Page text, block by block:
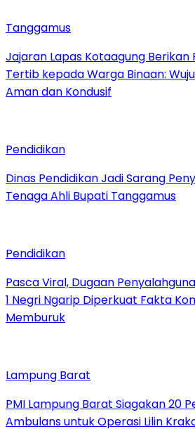
Tanggamus
Jajaran Lapas Kotaagung
Tertib kepada Warga Binaan:
Aman dan Kondusif
Pendidikan
Dinas Pendidikan Jadi Sarang
Tenaga Ahli Bupati Tanggamus
Pendidikan
Pasca Viral, Dugaan
1 Negri Ngarip Diperkuat Fakta
Memburuk
Lampung Barat
PMI Lampung Barat Siagakan 20
Ambulans untuk Operasi Lilin